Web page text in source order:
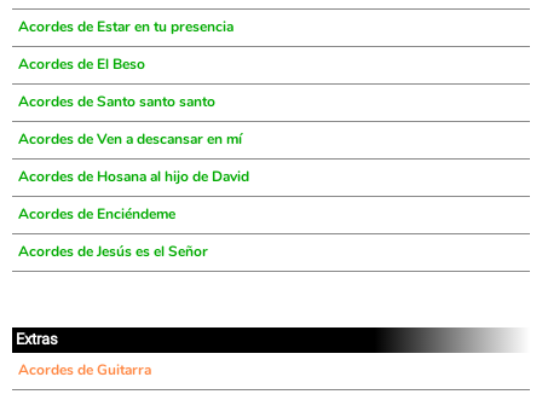
Acordes de Estar en tu presencia
Acordes de El Beso
Acordes de Santo santo santo
Acordes de Ven a descansar en mí
Acordes de Hosana al hijo de David
Acordes de Enciéndeme
Acordes de Jesús es el Señor
Extras
Acordes de Guitarra